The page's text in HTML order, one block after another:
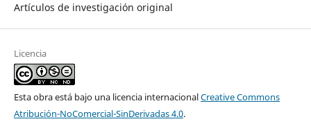
Artículos de investigación original
Licencia
Esta obra está bajo una licencia internacionalCreative Commons
Atribución-NoComercial-SinDerivadas 4.0.